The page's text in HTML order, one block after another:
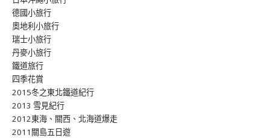
德國小旅行
奧地利小旅行
瑞士小旅行
丹麥小旅行
鐵道旅行
四季花賞
2015冬之東北鐵道紀行
2013 雪見紀行
2012東海、關西、北海道爆走
2011關島五日遊